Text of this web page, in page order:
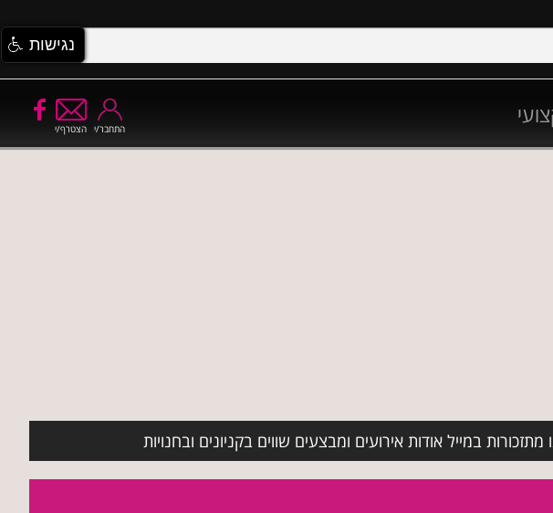
הצטרף/י התחבר/י
במייל אודות אירועים ומבצעים שווים בקניונים ובחנויות
נגישות